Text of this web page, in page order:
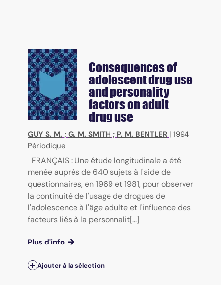
Consequences of
adolescent drug use
and personality
factors on adult
drug use
GUY S. M. ; G. M. SMITH ; P. M. BENTLER | 1994
Périodique
FRANÇAIS : Une étude longitudinale a été
menée auprès de 640 sujets à l'aide de
questionnaires, en 1969 et 1981, pour observer
la continuité de l'usage de drogues de
l'adolescence à l'âge adulte et l'influence des
facteurs liés à la personnalit[...]
Plus d'info
Ajouter à la sélection